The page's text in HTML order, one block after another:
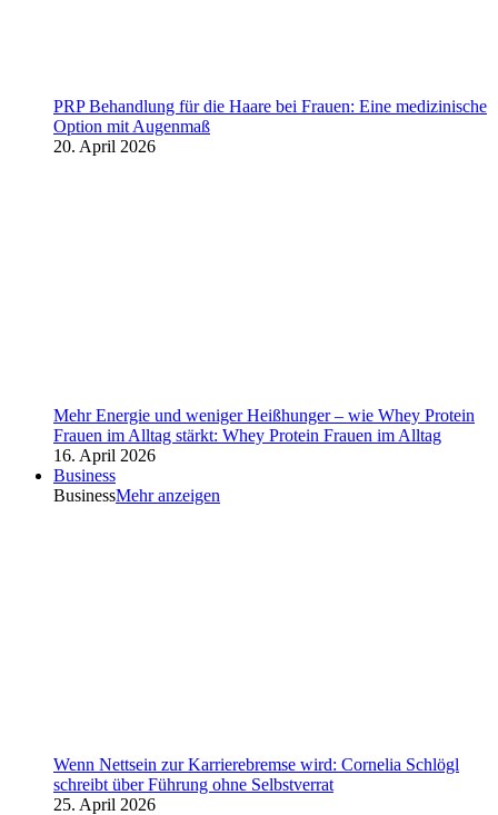
PRP Behandlung für die Haare bei Frauen: Eine medizinische
Option mit Augenmaß
20. April 2026
Mehr Energie und weniger Heißhunger – wie Whey Protein
Frauen im Alltag stärkt: Whey Protein Frauen im Alltag
16. April 2026
Business
BusinessMehr anzeigen
Wenn Nettsein zur Karrierebremse wird: Cornelia Schlögl
schreibt über Führung ohne Selbstverrat
25. April 2026